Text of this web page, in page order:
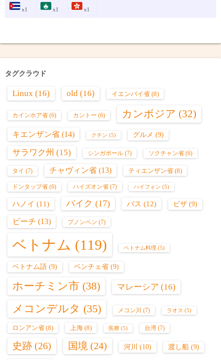
x1 x1 x1
タグクラウド
Linux (16) old (16) イエンバイ省 (8)
カインホア省 (6) カントー (6) カンボジア (32)
キエンザン省 (14) クチン (5) グルメ (9)
サラワク州 (15) シンガポール (7) ソクチャン省 (6)
タイ (7) チャヴィン省 (13) ティエンザン省 (8)
ドンタップ省 (6) ハイズオン省 (7) ハイフォン (5)
ハノイ (11) バイク (17) バス (12) ビザ (9)
ビーチ (13) プノンペン (7)
ベトナム (119) ベトナム料理 (5)
ベトナム語 (9) ベンチェ省 (9)
ホーチミン市 (38) マレーシア (16)
メコンデルタ (35) メコン川 (7) ラオス (5)
ロンアン省 (8) 上海 (8) 医療 (5) 台湾 (7)
史跡 (26) 国境 (24) 河川 (10) 渡し船 (9)